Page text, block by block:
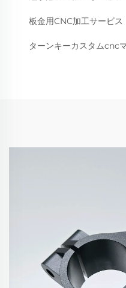
板金用CNC加工サービス
ターンキーカスタムcnc